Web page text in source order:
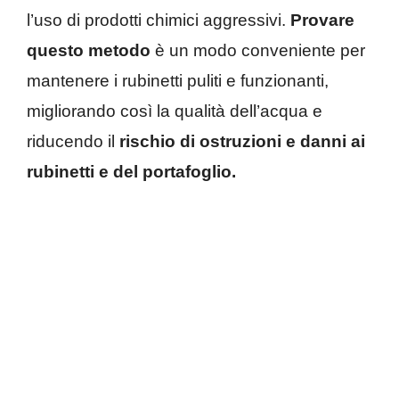
l’uso di prodotti chimici aggressivi. Provare
questo metodo è un modo conveniente per
mantenere i rubinetti puliti e funzionanti,
migliorando così la qualità dell’acqua e
riducendo il rischio di ostruzioni e danni ai
rubinetti e del portafoglio.